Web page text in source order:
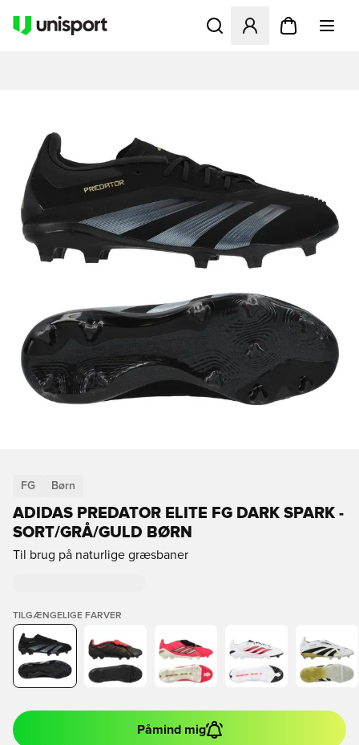
Åbner en Modal til at
FG Børn
ADIDAS PREDATOR ELITE FG DARK SPARK -
SORT/GRÅ/GULD BØRN
Til brug på naturlige græsbaner
TILGÆNGELIGE FARVER
Påmind mig